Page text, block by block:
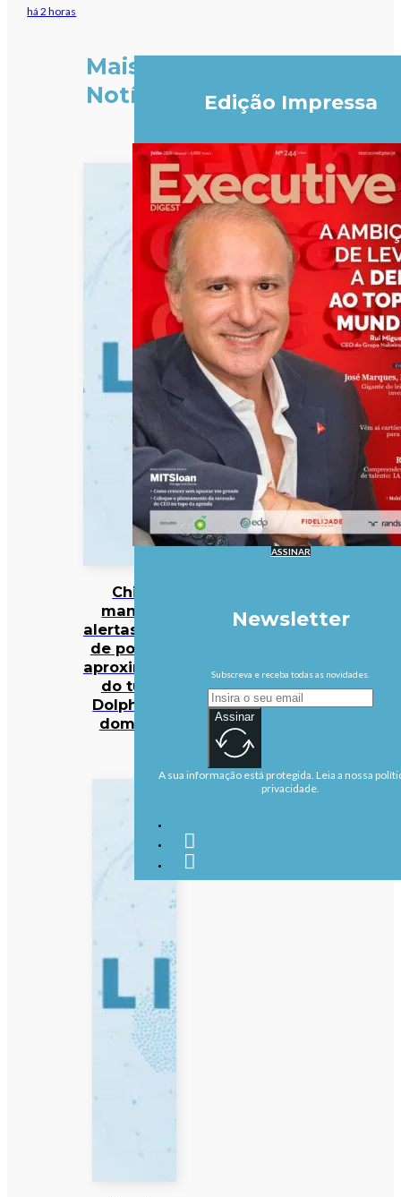
há 2 horas
Mais
Notícias
China
mantém
alertas antes
de possível
aproximação
do tufão
Dolphin no
domingo
Edição Impressa
ASSINAR
Newsletter
Subscreva e receba todas as novidades.
Assinar
A sua informação está protegida. Leia a nossa
privacidade.